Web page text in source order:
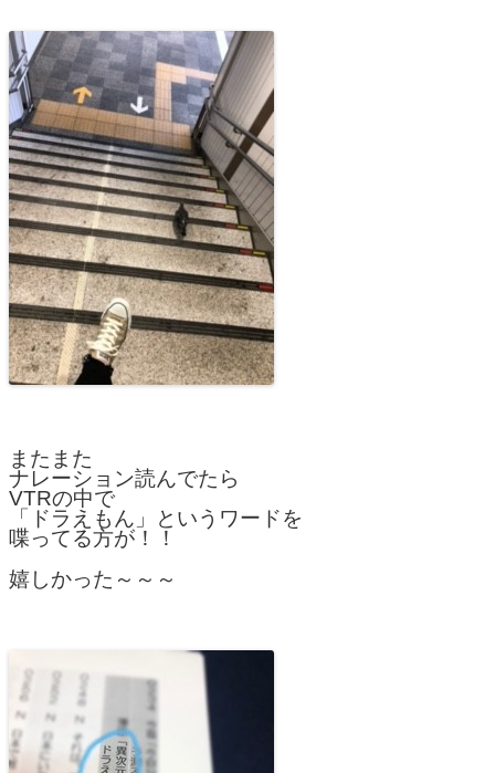
またまた
ナレーション読んでたら
VTRの中で
「ドラえもん」というワードを
喋ってる方が！！
嬉しかった～～～